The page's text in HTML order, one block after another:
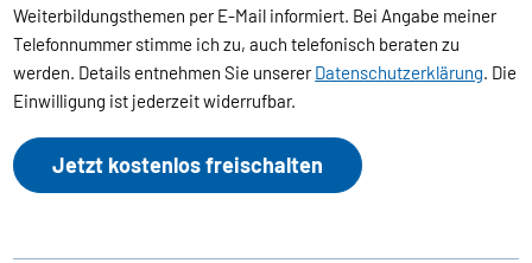
Weiterbildungsthemen per E-Mail informiert. Bei Angabe meiner
Telefonnummer stimme ich zu, auch telefonisch beraten zu
werden. Details entnehmen Sie unsererDatenschutzerklärung. Die
Einwilligung ist jederzeit widerrufbar.
Jetzt kostenlos freischalten